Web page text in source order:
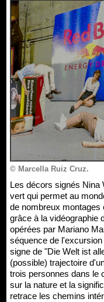
© Marcella Ruiz Cruz.
Les décors signés Nina Wetzel profitent de l'usage de l'écran
vert qui permet au
de nombreux
grâce à la vidéographie
opérées par Mariano
séquence de
signe de "Die Welt ist
(possible) trajectoire
trois personnes dans le
sur la nature et la
retrace les chemins